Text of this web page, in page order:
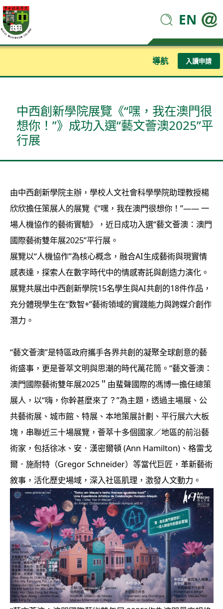
EN
導航 入讀申請
中西創新學院展覽《“嘿，我在澳門很
想你！”》成功入選“藝文薈澳2025”平
行展
由中西創新學院主辦，學校人文社會科學學院助理教授楊
欣欣擔任策展人的展覽《“嘿，我在澳門很想你！”—— 一
場人機協作的藝術實驗》，近日成功入選“藝文薈澳：澳門
國際藝術雙年展2025”平行展。
展覽以“人機協作”為核心概念，融合AI生成藝術與現實情
感表達，探索人在數字時代中的情感寄託與創造力演化。
展覽共展出中西創新學院15名學生與AI共創的18件作品，
充分體現學生在“数智+”藝術領域的實踐能力與跨媒介創作
潛力。
“藝文薈澳”是特區政府攜手各界共創的凝聚全球創意的藝
術盛事，更是薈萃文明與思潮的時代萬花筒。“藝文薈澳：
澳門國際藝術雙年展2025＂由蜚聲國際的馮博一擔任總策
展人，以“嗨，你幹甚麼來了？”為主題，透過主場展、公
共藝術展、城市館、特展、本地策展計劃、平行展六大板
塊，串聯近三十場展覽，薈萃十多個國家／地區的前沿藝
術家，包括徐冰、安．漢密爾頓 (Ann Hamilton)、格雷戈
爾．施耐特（Gregor Schneider）等當代巨匠，革新藝術
敘事，活化歷史場域，深入社區肌理，激發人文動力。